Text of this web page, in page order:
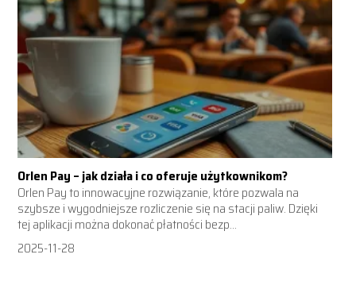
Orlen Pay – jak działa i co oferuje użytkownikom?
Orlen Pay to innowacyjne rozwiązanie, które pozwala na
szybsze i wygodniejsze rozliczenie się na stacji paliw. Dzięki
tej aplikacji można dokonać płatności bezp...
2025-11-28